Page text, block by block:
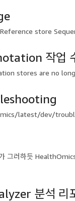
store
작업
stores are no
latest/dev/
그러하듯
분석 리